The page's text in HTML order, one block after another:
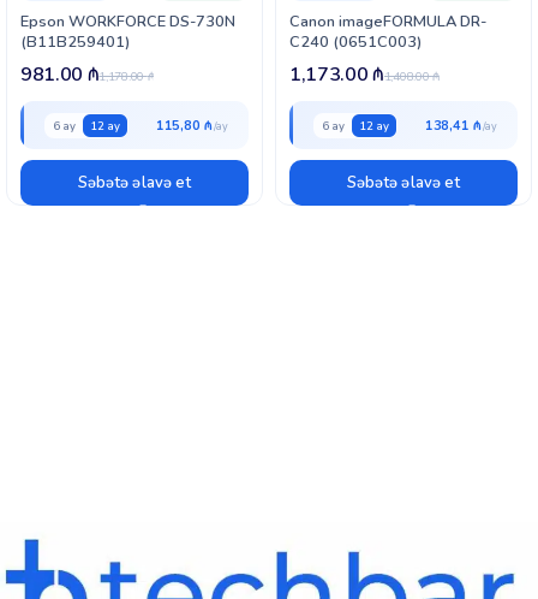
Epson WORKFORCE DS-730N
(B11B259401)
1,178.00₼
981.00 ₼
6 ay 12 ay 115,80 ₼
Səbətə əlavə et
Canon imageFORMULA DR-
C240 (0651C003)
1,408.00₼
1,173.00₼
6 ay 12 ay 138,41 ₼
Səbətə əlavə et